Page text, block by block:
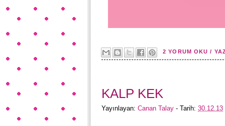
2 YORUM OKU /
KALP KEK
Yayınlayan: Canan Talay - Tarih: 30.12.13